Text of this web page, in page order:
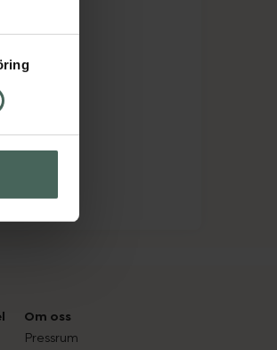
Om oss
Pressrum